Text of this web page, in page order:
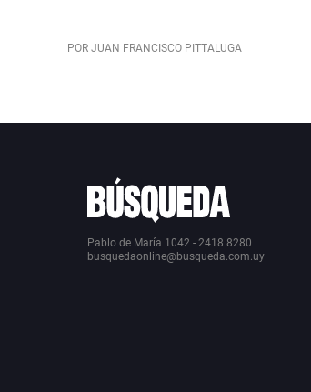
POR JUAN FRANCISCO PITTALUGA
Pablo de María 1042 - 2418 8280
busquedaonline@busqueda.com.uy